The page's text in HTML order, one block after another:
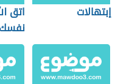
إبتهالات
اتق
نفسك